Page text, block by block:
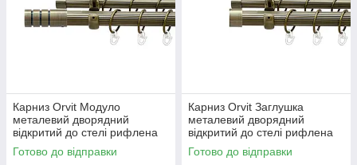
Карниз Orvit Модуло
металевий дворядний
відкритий до стелі рифлена
труба кільце металеве Антик
25\19 мм 160 см (00-
Готово до відправки
Карниз Orvit Заглушка
металевий дворядний
відкритий до стелі рифлена
труба кільце металеве Антик
25\19 мм 160 см (00-
Готово до відправки